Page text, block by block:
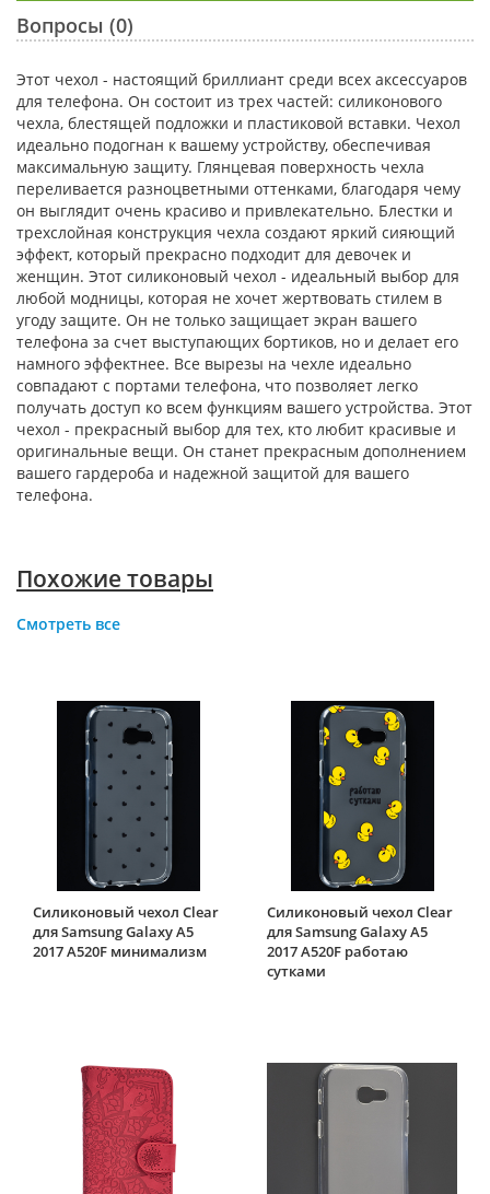
Вопросы (0)
Этот чехол - настоящий бриллиант среди всех аксессуаров
для телефона. Он состоит из трех частей: силиконового
чехла, блестящей подложки и пластиковой вставки. Чехол
идеально подогнан к вашему устройству, обеспечивая
максимальную защиту. Глянцевая поверхность чехла
переливается разноцветными оттенками, благодаря чему
он выглядит очень красиво и привлекательно. Блестки и
трехслойная конструкция чехла создают яркий сияющий
эффект, который прекрасно подходит для девочек и
женщин. Этот силиконовый чехол - идеальный выбор для
любой модницы, которая не хочет жертвовать стилем в
угоду защите. Он не только защищает экран вашего
телефона за счет выступающих бортиков, но и делает его
намного эффектнее. Все вырезы на чехле идеально
совпадают с портами телефона, что позволяет легко
получать доступ ко всем функциям вашего устройства. Этот
чехол - прекрасный выбор для тех, кто любит красивые и
оригинальные вещи. Он станет прекрасным дополнением
вашего гардероба и надежной защитой для вашего
телефона.
Похожие товары
Смотреть все
Силиконовый чехол Clear
для Samsung Galaxy A5
2017 A520F минимализм
Силиконовый чехол Clear
для Samsung Galaxy A5
2017 A520F работаю
сутками